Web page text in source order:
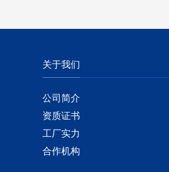
关于我们
公司简介
资质证书
工厂实力
合作机构